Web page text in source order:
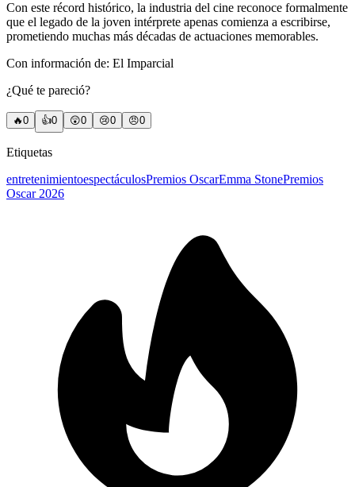
Con este récord histórico, la industria del cine reconoce formalmente
que el legado de la joven intérprete apenas comienza a escribirse,
prometiendo muchas más décadas de actuaciones memorables.
Con información de: El Imparcial
¿Qué te pareció?
🔥0 👍0 😲0 😢0 😠0
Etiquetas
entretenimientoespectáculosPremios OscarEmma StonePremios
Oscar 2026